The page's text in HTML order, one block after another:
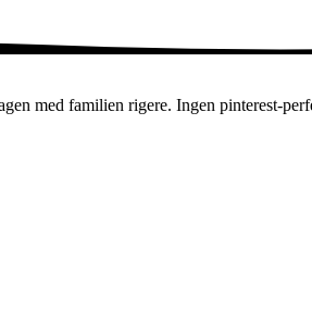
med familien rigere. Ingen pinterest-